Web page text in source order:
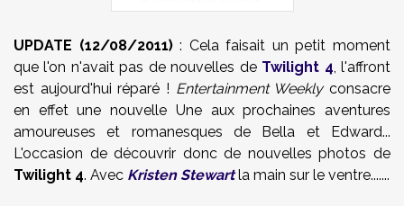
UPDATE (12/08/2011): Cela faisait un petit moment
que l'on n'avait pas de nouvelles de Twilight 4 , l'affront
est aujourd'hui réparé ! Entertainment Weeklyconsacre
en effet une nouvelle Une aux prochaines aventures
amoureuses et romanesques de Bella et Edward...
L'occasion de découvrir donc de nouvelles photos de
Twilight 4. Avec Kristen Stewartla main sur le ventre.......